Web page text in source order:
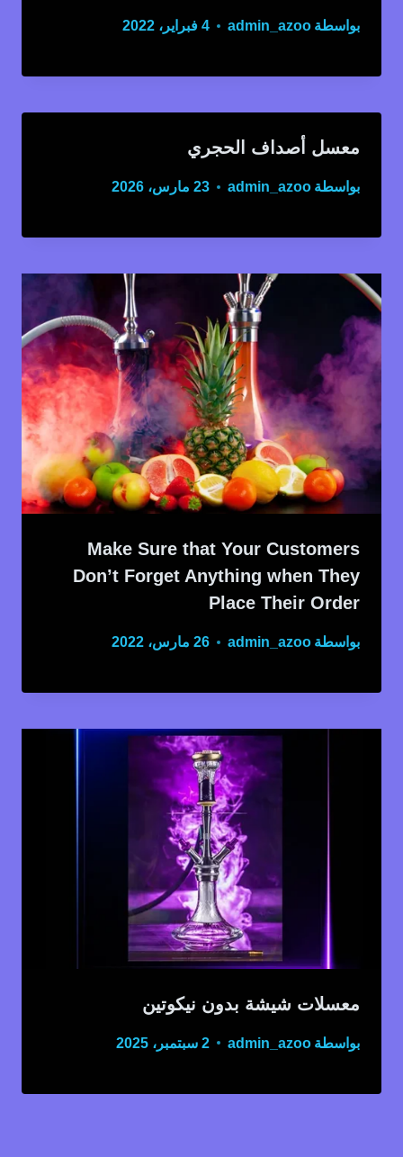
بواسطة admin_azoo 4 فبراير، 2022
معسل أصداف الحجري
بواسطة admin_azoo 23 مارس، 2026
Make Sure that Your Customers
Don’t Forget Anything when They
Place Their Order
بواسطة admin_azoo 26 مارس، 2022
معسلات شيشة بدون نيكوتين
بواسطة admin_azoo 2 سبتمبر، 2025